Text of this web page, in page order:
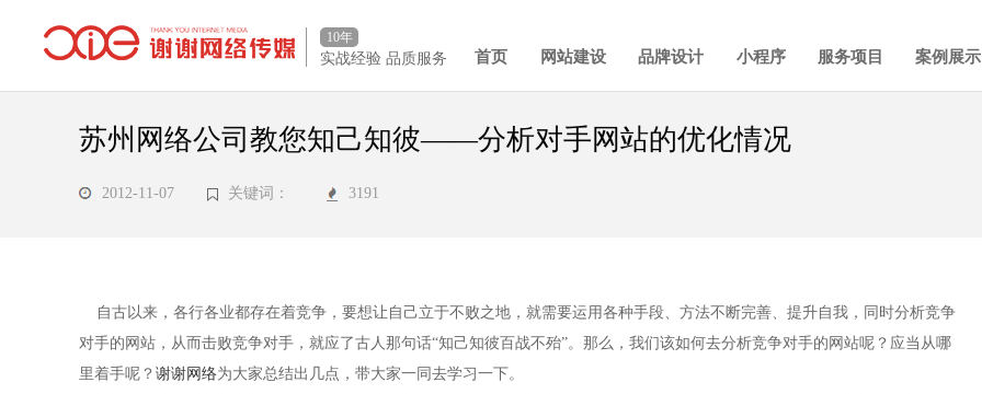
10年
实战经验 品质服务 首页 网站建设 品牌设计 小程序 服务项目 案例展示
苏州网络公司教您知己知彼——分析对手网站的优化情况
2012-11-07 关键词： 3191
自古以来，各行各业都存在着竞争，要想让自己立于不败之地，就需要运用各种手段、方法不断完善、提升自我，同时分析竞争
对手的网站，从而击败竞争对手，就应了古人那句话“知己知彼百战不殆”。那么，我们该如何去分析竞争对手的网站呢？应当从哪
里着手呢？ 谢谢网络为大家总结出几点，带大家一同去学习一下。